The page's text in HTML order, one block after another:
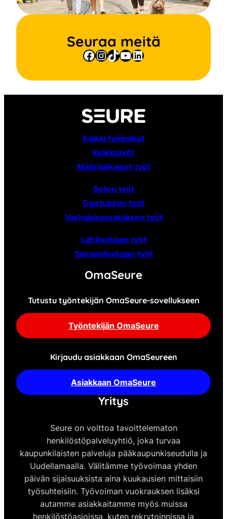
Seuraa meitä
Facebook
Instagram
TikTok
YouTube
LinkedIn
Kaikki työpaikat
Keikkatyöt
Määräaikaiset työt
Soten työt
Opetuksen työt
Varhaiskasvatuksen työt
Lähihoitajan työt
Sairaanhoitajan työt
OmaSeure
Tutustu työntekijän OmaSeure-sovellukseen
Työntekijän OmaSeure
Kirjaudu asiakkaan OmaSeureen
Asiakkaan OmaSeure
Yritys
Seure on voittoa tavoittelematon
henkilöstöpalveluyhtiö, joka turvaa
kaupunkilaisten palveluja pääkaupunkiseudulla ja
Uudellamaalla. Välitämme työvoimaa yhden
päivän sijaisuuksista aina kuukausien mittaisiin
työsuhteisiin. Työvoiman vuokrauksen lisäksi
autamme asiakkaitamme myös muissa
henkilöstöasioissa, kuten rekrytoinnissa ja